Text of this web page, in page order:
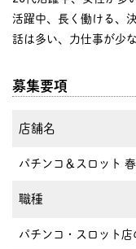
活躍中、長く働ける、
話は多い、力仕事が少
募集要項
店舗名
パチンコ＆スロット
職種
パチンコ・スロット店